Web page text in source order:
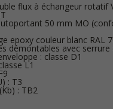
flux à échangeur rotatif
50 mm MO
epoxy couleur blanc RAL
démontables avec
: classe D1
L1
: T3
: TB2